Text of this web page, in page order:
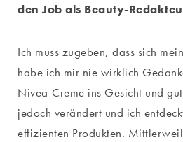
den Job als Beauty-
Ich muss zugeben, dass sich
habe ich mir nie wirklich
Nivea-Creme ins Gesicht und
jedoch verändert und ich
effizienten Produkten.